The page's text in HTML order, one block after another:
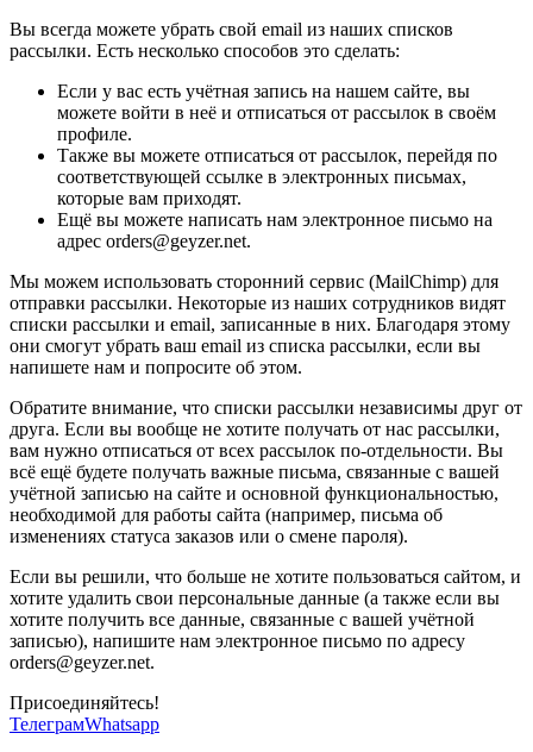
Вы всегда можете убрать свой email из наших списков
рассылки. Есть несколько способов это сделать:
Если у вас есть учётная запись на нашем сайте, вы
можете войти в неё и отписаться от рассылок в своём
профиле.
Также вы можете отписаться от рассылок, перейдя по
соответствующей ссылке в электронных письмах,
которые вам приходят.
Ещё вы можете написать нам электронное письмо на
адрес orders@geyzer.net.
Мы можем использовать сторонний сервис (MailChimp) для
отправки рассылки. Некоторые из наших сотрудников видят
списки рассылки и email, записанные в них. Благодаря этому
они смогут убрать ваш email из списка рассылки, если вы
напишете нам и попросите об этом.
Обратите внимание, что списки рассылки независимы друг от
друга. Если вы вообще не хотите получать от нас рассылки,
вам нужно отписаться от всех рассылок по-отдельности. Вы
всё ещё будете получать важные письма, связанные с вашей
учётной записью на сайте и основной функциональностью,
необходимой для работы сайта (например, письма об
изменениях статуса заказов или о смене пароля).
Если вы решили, что больше не хотите пользоваться сайтом, и
хотите удалить свои персональные данные (а также если вы
хотите получить все данные, связанные с вашей учётной
записью), напишите нам электронное письмо по адресу
orders@geyzer.net.
Присоединяйтесь!
ТелеграмWhatsapp